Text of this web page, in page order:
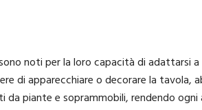
noti per la loro capacità di adattarsi
di apparecchiare o decorare la
da piante e soprammobili, rendendo ogni